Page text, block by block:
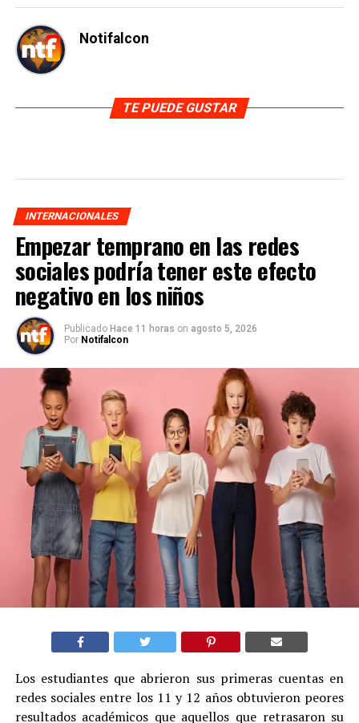
Notifalcon
TE PUEDE GUSTAR
INTERNACIONALES
Empezar temprano en las redes
sociales podría tener este efecto
negativo en los niños
Publicado Hace 11 horas on agosto 5, 2026
Por Notifalcon
Los estudiantes que abrieron sus primeras cuentas en
redes sociales entre los 11 y 12 años obtuvieron peores
resultados académicos que aquellos que retrasaron su